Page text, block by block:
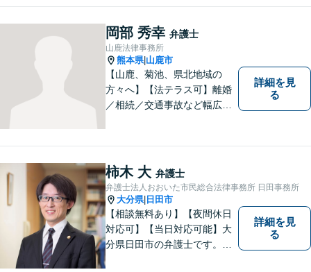
岡部 秀幸 弁護士
山鹿法律事務所
熊本県| 山鹿市
【山鹿、菊池、県北地域の
方々へ】【法テラス可】離婚
／相続／交通事故など幅広く
そう地域に法的サービスを提
供してまいります。お気軽に
ご相談を！
詳細を見
る
柿木 大 弁護士
弁護士法人おおいた市民総合法律事務所 日田事務所
大分県| 日田市
【相談無料あり】【夜間休日
対応可】【当日対応可能】大
分県日田市の弁護士です。離
詳細を見
る